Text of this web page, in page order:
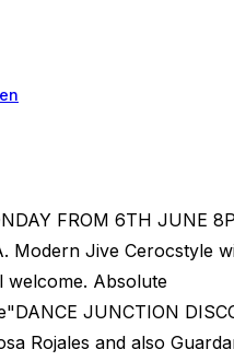
FROM 6TH JUNE
Modern Jive Cerocstyle
welcome. Absolute
JUNCTION
Rojales and also